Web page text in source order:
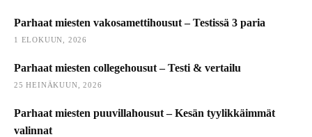
Parhaat miesten vakosamettihousut – Testissä 3 paria
1 ELOKUUN, 2026
Parhaat miesten collegehousut – Testi & vertailu
25 HEINÄKUUN, 2026
Parhaat miesten puuvillahousut – Kesän tyylikkäimmät
valinnat